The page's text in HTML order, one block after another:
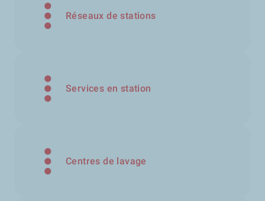
Réseaux de stations
Services en station
Centres de lavage